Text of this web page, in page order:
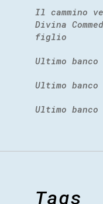
Il cammino
Divina
figlio
Ultimo
Ultimo
Ultimo
Tags